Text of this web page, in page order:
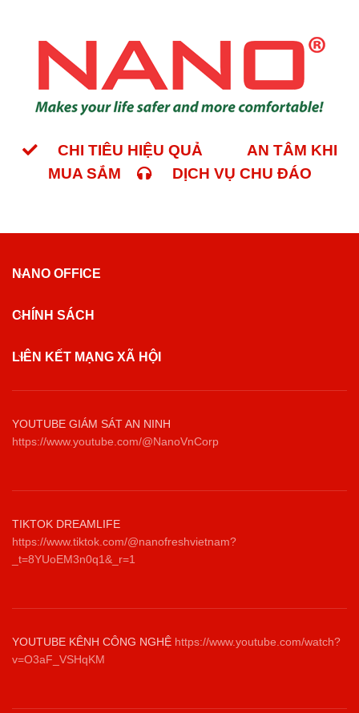
CHI TIÊU HIỆU QUẢ
AN TÂM KHI
MUA SẮM
DỊCH VỤ CHU ĐÁO
NANO OFFICE
CHÍNH SÁCH
LIÊN KẾT MẠNG XÃ HỘI
YOUTUBE GIÁM SÁT AN NINH
https://www.youtube.com/@NanoVnCorp
TIKTOK DREAMLIFE
https://www.tiktok.com/@nanofreshvietnam?
_t=8YUoEM3n0q1&_r=1
YOUTUBE KÊNH CÔNG NGHỆ https://www.youtube.com/watch?
v=O3aF_VSHqKM